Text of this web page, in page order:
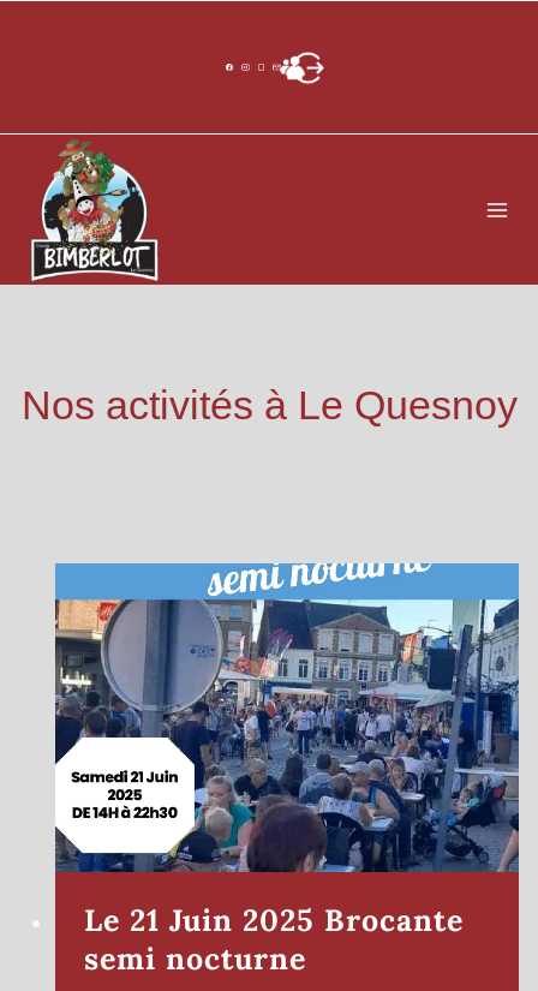
Nos activités à Le Quesnoy
Le 21 Juin 2025 Brocante
semi nocturne